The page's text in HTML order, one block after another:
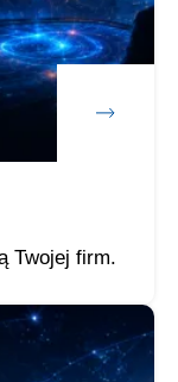
Twojej firm.